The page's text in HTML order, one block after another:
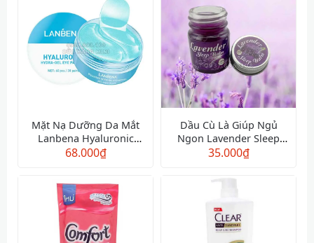
Mặt Nạ Dưỡng Da Mắt
Lanbena Hyaluronic
Hydra-Gel Eye Patches
68.000₫
Dầu Cù Là Giúp Ngủ
Ngon Lavender Sleep
Balm
35.000₫